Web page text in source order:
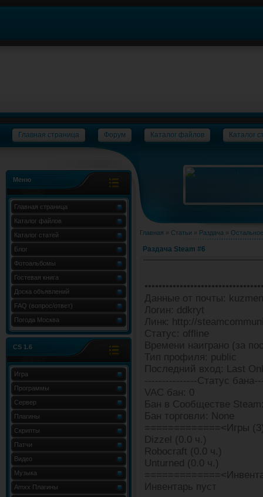
Главная страница Форум Каталог файлов Каталог
Меню
Главная страница
Каталог файлов
Каталог статей
Блог
Фотоальбомы
Гостевая книга
Доска объявлений
FAQ (вопрос/ответ)
Погода Москва
CS 1.6
Игра
Программы
Сервер
Плагины
Скрипты
Патчи
Видео
Музыка
Amxx Плагины
Главная » Статьи » Раздача » Остальное
Раздача Steam #6
Данные от почты:
Логин: ddkryt
Линк: http://
Статус: offline
Времени наиграно (за
Тип профиля: public
Последний вход: Last
---------------Статус
VAC бан: 0
Бан в Сообществе
Бан торговли: None
=============<Игры
Dizzel (0.0 ч.)
Robocraft (0.0 ч.)
Unturned (0.0 ч.)
Инвентарь пуст